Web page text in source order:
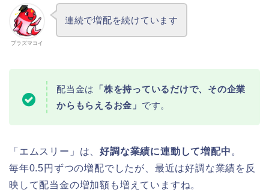
プラズマコイ
連続で増配を続けています
配当金は
「株を持っているだけで、その企業
からもらえるお金」 です。
「エムスリー」は、好調な業績に連動して増配中 。
毎年0.5円ずつの増配でしたが、最近は好調な業績を反
映して配当金の増加額も増えていますね。